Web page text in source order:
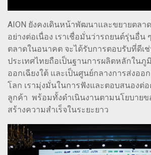
AION ยังคงเดินหน้าพัฒนาและขยายตลา
อย่างต่อเนื่อง เราเชื่อมั่นว่ารถยนต์รุ่นอื่น
ตลาดในอนาคต จะได้รับการตอบรับที่ดีเ
ประเทศไทยถือเป็นฐานการผลิตหลักในภู
ออกเฉียงใต้ และเป็นศูนย์กลางการส่งอ
โลก เรามุ่งมั่นในการฟังและตอบสนองต่
ลูกค้า พร้อมทั้งดำเนินงานตามนโยบายข
สร้างความสำเร็จในระยะยาว